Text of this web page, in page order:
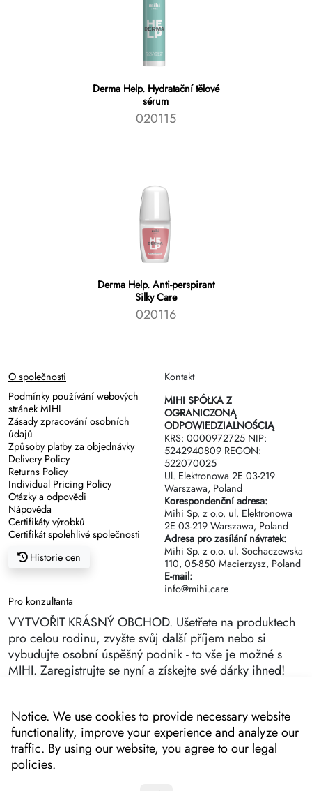
Derma Help. Hydratační tělové
sérum
020115
Derma Help. Аnti-perspirant
Silky Care
020116
O společnosti
Podmínky používání webových
stránek MIHI
Zásady zpracování osobních
údajů
Způsoby platby za objednávky
Delivery Policy
Returns Policy
Individual Pricing Policy
Otázky a odpovědi
Nápověda
Certifikáty výrobků
Certifikát spolehlivé společnosti
Historie cen
Kontakt
MIHI SPÓŁKA Z
OGRANICZONĄ
ODPOWIEDZIALNOŚCIĄ
KRS: 0000972725 NIP:
5242940809 REGON:
522070025
Ul. Elektronowa 2Е 03-219
Warszawa, Poland
Korespondenční adresa:
Mihi Sp. z o.o. ul. Elektronowa
2Е 03-219 Warszawa, Poland
Adresa pro zasílání návratek:
Mihi Sp. z o.o. ul. Sochaczewska
110, 05-850 Macierzysz, Poland
E-mail:
info@mihi.care
Pro konzultanta
VYTVOŘIT KRÁSNÝ OBCHOD. Ušetřete na produktech
pro celou rodinu, zvyšte svůj další příjem nebo si
vybudujte osobní úspěšný podnik - to vše je možné s
MIHI. Zaregistrujte se nyní a získejte své dárky ihned!
Notice. We use cookies to provide necessary website
functionality, improve your experience and analyze our
traffic. By using our website, you agree to our legal
policies.